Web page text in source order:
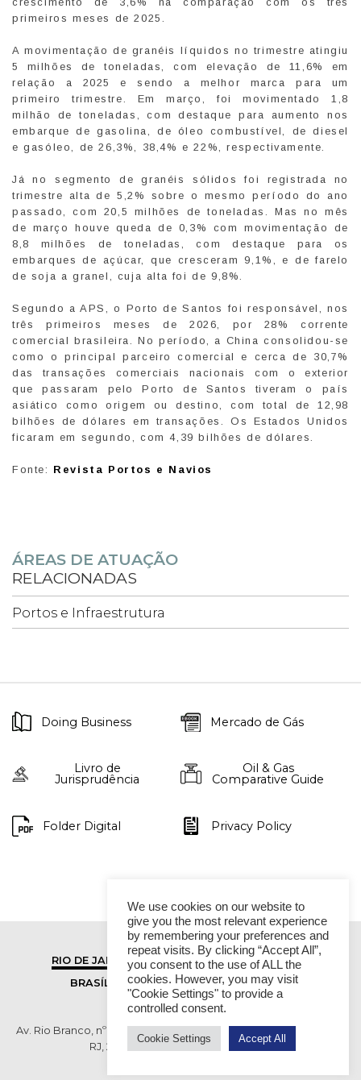
primeiros meses de 2025.
A movimentação de granéis líquidos no trimestre atingiu
5 milhões de toneladas, com elevação de 11,6% em
relação a 2025 e sendo a melhor marca para um
primeiro trimestre. Em março, foi movimentado 1,8
milhão de toneladas, com destaque para aumento nos
embarque de gasolina, de óleo combustível, de diesel
e gasóleo, de 26,3%, 38,4% e 22%, respectivamente.
Já no segmento de granéis sólidos foi registrada no
trimestre alta de 5,2% sobre o mesmo período do ano
passado, com 20,5 milhões de toneladas. Mas no mês
de março houve queda de 0,3% com movimentação de
8,8 milhões de toneladas, com destaque para os
embarques de açúcar, que cresceram 9,1%, e de farelo
de soja a granel, cuja alta foi de 9,8%.
Segundo a APS, o Porto de Santos foi responsável, nos
três primeiros meses de 2026, por 28% corrente
comercial brasileira. No período, a China consolidou-se
como o principal parceiro comercial e cerca de 30,7%
das transações comerciais nacionais com o exterior
que passaram pelo Porto de Santos tiveram o país
asiático como origem ou destino, com total de 12,98
bilhões de dólares em transações. Os Estados Unidos
ficaram em segundo, com 4,39 bilhões de dólares.
Fonte: Revista Portos e Navios
ÁREAS DE ATUAÇÃO
RELACIONADAS
Portos e Infraestrutura
Doing Business Mercado de Gás
Livro de
Jurisprudência
Oil & Gas
Comparative Guide
Folder Digital Privacy Policy
RIO DE JANEIRO
SÃO PAULO
BRASÍLIA
VITÓRIA
Av. Rio Branco, nº 01, 14º andar - Ed. RB1- Centro, Rio de Janeiro -
RJ, 20090-003 TEL (55 21) 2276 6200
We use cookies on our website to
give you the most relevant experience
by remembering your preferences and
repeat visits. By clicking “Accept All”,
you consent to the use of ALL the
cookies. However, you may visit
"Cookie Settings" to provide a
controlled consent.
Cookie Settings Accept All